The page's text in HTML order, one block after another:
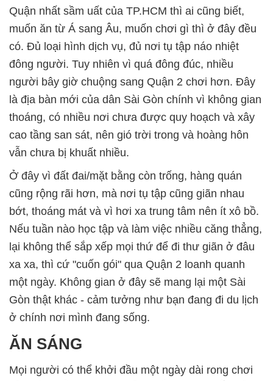
Quận nhất sầm uất của TP.HCM thì ai cũng biết,
muốn ăn từ Á sang Âu, muốn chơi gì thì ở đây đều
có. Đủ loại hình dịch vụ, đủ nơi tụ tập náo nhiệt
đông người. Tuy nhiên vì quá đông đúc, nhiều
người bây giờ chuộng sang Quận 2 chơi hơn. Đây
là địa bàn mới của dân Sài Gòn chính vì không gian
thoáng, có nhiều nơi chưa được quy hoạch và xây
cao tầng san sát, nên gió trời trong và hoàng hôn
vẫn chưa bị khuất nhiều.
Ở đây vì đất đai/mặt bằng còn trống, hàng quán
cũng rộng rãi hơn, mà nơi tụ tập cũng giãn nhau
bớt, thoáng mát và vì hơi xa trung tâm nên ít xô bồ.
Nếu tuần nào học tập và làm việc nhiều căng thẳng,
lại không thể sắp xếp mọi thứ để đi thư giãn ở đâu
xa xa, thì cứ "cuốn gói" qua Quận 2 loanh quanh
một ngày. Không gian ở đây sẽ mang lại một Sài
Gòn thật khác - cảm tưởng như bạn đang đi du lịch
ở chính nơi mình đang sống.
ĂN SÁNG
Mọi người có thể khởi đầu một ngày dài rong chơi